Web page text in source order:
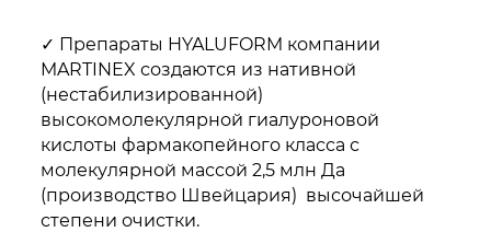
✓ Препараты HYALUFORM компании
MARTINEX создаются из нативной
(нестабилизированной)
высокомолекулярной гиалуроновой
кислоты фармакопейного класса с
молекулярной массой 2,5 млн Да
(производство Швейцария) высочайшей
степени очистки.